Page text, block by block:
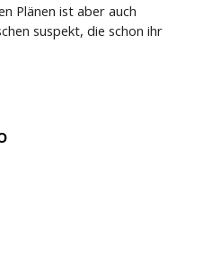
Plänen ist aber auch
suspekt, die schon ihr